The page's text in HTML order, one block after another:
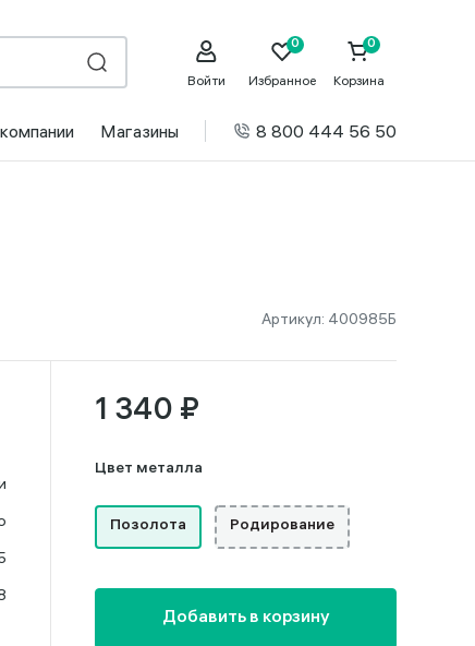
Войти Избранное Корзина
Магазины 8 800 444 56 50
Артикул: 400985Б
1 340 ₽
Цвет металла
Позолота Родирование
Добавить в корзину